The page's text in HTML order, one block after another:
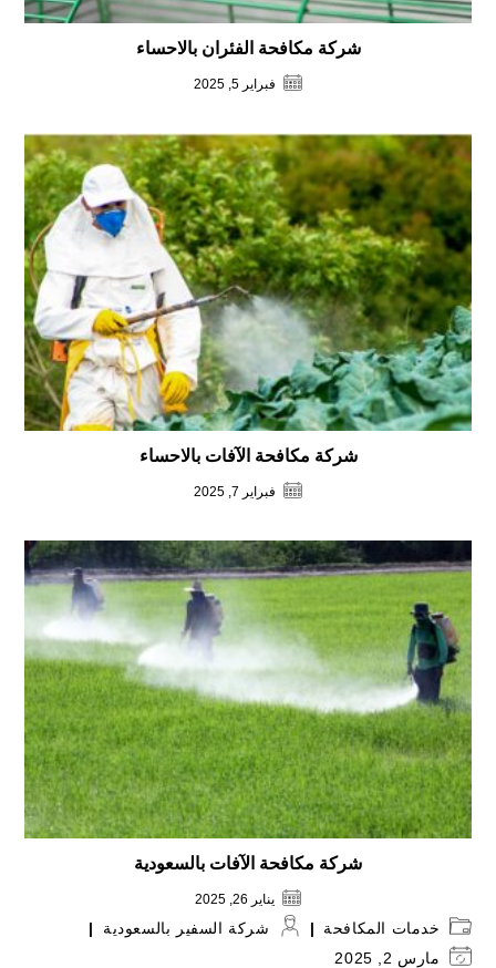
شركة مكافحة الفئران بالاحساء
فبراير 5, 2025
شركة مكافحة الآفات بالاحساء
فبراير 7, 2025
شركة مكافحة الآفات بالسعودية
يناير 26, 2025
Post
category:
خدمات المكافحة
Post شركة السفير بالسعودية
Post مارس 2, 2025